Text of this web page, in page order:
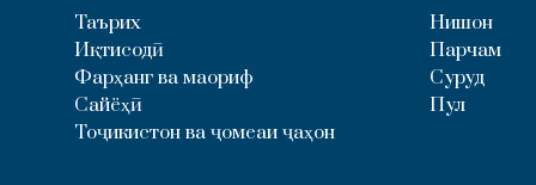
Таърих
Иқтисодӣ
Фарҳанг ва маориф
Сайёҳӣ
Тоҷикистон ва ҷомеаи ҷаҳон
Нишон
Парчам
Суруд
Пул